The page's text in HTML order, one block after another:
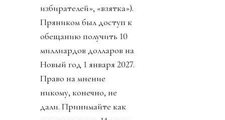
избирателей», «взятка»).
Пряником был доступ к
обещанию получить 10
миллиардов долларов на
Новый год 1 января 2027.
Право на мнение
никому, конечно, не
дали. Принимайте как